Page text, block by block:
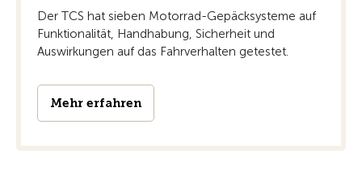
Der TCS hat sieben Motorrad-Gepäcksysteme auf
Funktionalität, Handhabung, Sicherheit und
Auswirkungen auf das Fahrverhalten getestet.
Mehr erfahren